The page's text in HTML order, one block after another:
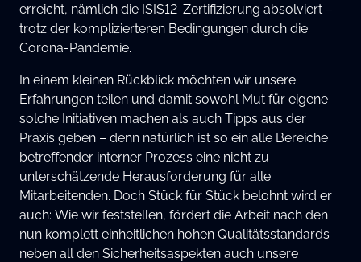
erreicht, nämlich die ISIS12-Zertifizierung absolviert –
trotz der komplizierteren Bedingungen durch die
Corona-Pandemie.
In einem kleinen Rückblick möchten wir unsere
Erfahrungen teilen und damit sowohl Mut für eigene
solche Initiativen machen als auch Tipps aus der
Praxis geben – denn natürlich ist so ein alle Bereiche
betreffender interner Prozess eine nicht zu
unterschätzende Herausforderung für alle
Mitarbeitenden. Doch Stück für Stück belohnt wird er
auch: Wie wir feststellen, fördert die Arbeit nach den
nun komplett einheitlichen hohen Qualitätsstandards
neben all den Sicherheitsaspekten auch unsere